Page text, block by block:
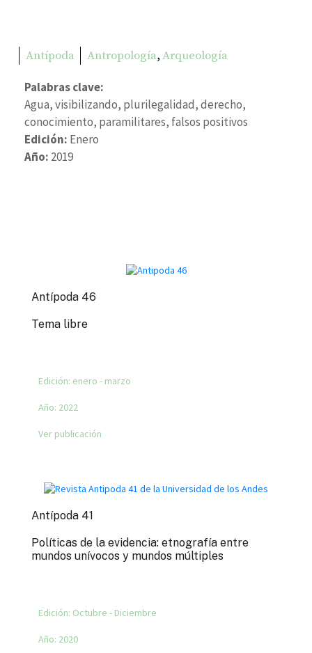
Antípoda Antropología,Arqueología
Palabras clave:
Agua, visibilizando, plurilegalidad, derecho,
conocimiento, paramilitares, falsos positivos
Edición: Enero
Año: 2019
Antípoda 46
Tema libre
Edición: enero - marzo
Año: 2022
Ver publicación
Antípoda 41
Políticas de la evidencia: etnografía entre
mundos unívocos y mundos múltiples
Edición: Octubre - Diciembre
Año: 2020